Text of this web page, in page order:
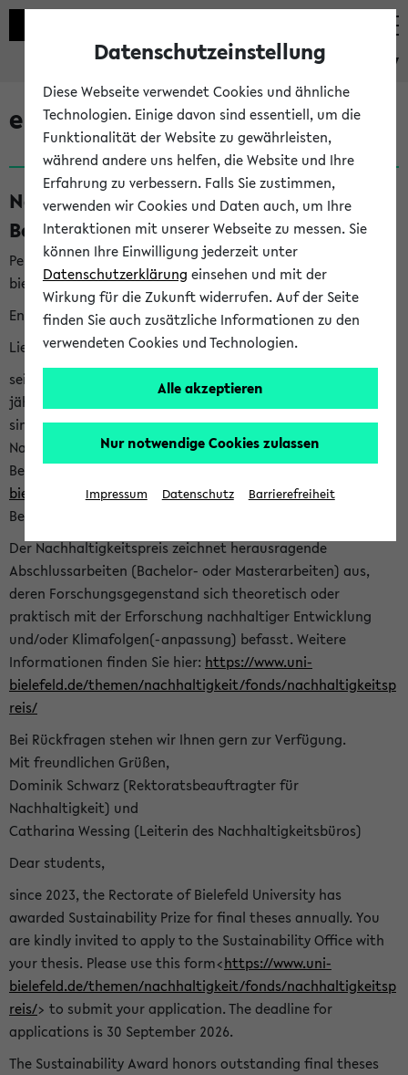
eKVV
eKVV News
Nachhaltigkeitspreis 2026:
Bewerbungsphase gestartet (06.08.26)
Per E-Mail eingestellt von nachhaltigkeitsbuero@uni-
bielefeld.de an den Verteiler 'Alle Studierenden':
English version below
Liebe Studierende,
seit 2023 verleiht das Rektorat der Universität Bielefeld
jährlich den Nachhaltigkeitspreis für Abschlussarbeiten. Sie
sind herzlich eingeladen sich mit Ihrer Abschlussarbeit beim
Nachhaltigkeitsbüro zu bewerben. Bitte nutzen Sie für Ihre
Bewerbung dieses Formular<https://formulare.uni-
bielefeld.de/frontend-server/form/provide/913/>. Die
Bewerbungsfrist endet am 30.09.2026.
Der Nachhaltigkeitspreis zeichnet herausragende
Abschlussarbeiten (Bachelor- oder Masterarbeiten) aus,
deren Forschungsgegenstand sich theoretisch oder
praktisch mit der Erforschung nachhaltiger Entwicklung
und/oder Klimafolgen(-anpassung) befasst. Weitere
Informationen finden Sie hier: https://www.uni-
bielefeld.de/themen/nachhaltigkeit/fonds/nachhaltigkeitsp
reis/
Bei Rückfragen stehen wir Ihnen gern zur Verfügung.
Mit freundlichen Grüßen,
Dominik Schwarz (Rektoratsbeauftragter für
Nachhaltigkeit) und
Catharina Wessing (Leiterin des Nachhaltigkeitsbüros)
Dear students,
since 2023, the Rectorate of Bielefeld University has
awarded Sustainability Prize for final theses annually. You
are kindly invited to apply to the Sustainability Office with
your thesis. Please use this form<https://www.uni-
bielefeld.de/themen/nachhaltigkeit/fonds/nachhaltigkeitsp
reis/> to submit your application. The deadline for
applications is 30 September 2026.
The Sustainability Award honors outstanding final theses
Datenschutzeinstellung
Diese Webseite verwendet Cookies und ähnliche
Technologien. Einige davon sind essentiell, um die
Funktionalität der Website zu gewährleisten,
während andere uns helfen, die Website und Ihre
Erfahrung zu verbessern. Falls Sie zustimmen,
verwenden wir Cookies und Daten auch, um Ihre
Interaktionen mit unserer Webseite zu messen. Sie
können Ihre Einwilligung jederzeit unter
Datenschutzerklärung einsehen und mit der
Wirkung für die Zukunft widerrufen. Auf der Seite
finden Sie auch zusätzliche Informationen zu den
verwendeten Cookies und Technologien.
Alle akzeptieren
Nur notwendige Cookies zulassen
Impressum Datenschutz Barrierefreiheit